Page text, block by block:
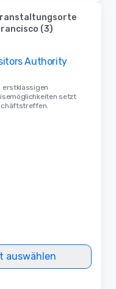
(3)
Authority
erstklassigen
setzt
auswählen